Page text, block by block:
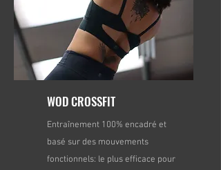
WOD CROSSFIT
Entraînement 100% encadré et
basé sur des mouvements
fonctionnels: le plus efficace pour